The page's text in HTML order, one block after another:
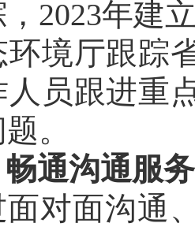
2023年建
环境厅跟踪
人员跟进重
。
通沟通服
面对面沟通